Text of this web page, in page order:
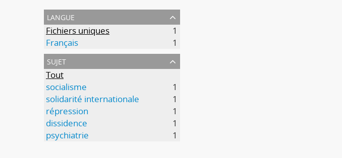
langue
Fichiers uniques
1
Français
1
sujet
Tout
socialisme
1
solidarité internationale
1
répression
1
dissidence
1
psychiatrie
1